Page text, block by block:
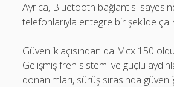
Ayrıca, Bluetooth bağlantısı
telefonlarıyla entegre bir şekilde
Güvenlik açısından da Mcx 150
Gelişmiş fren sistemi ve güçlü
donanımları, sürüş sırasında